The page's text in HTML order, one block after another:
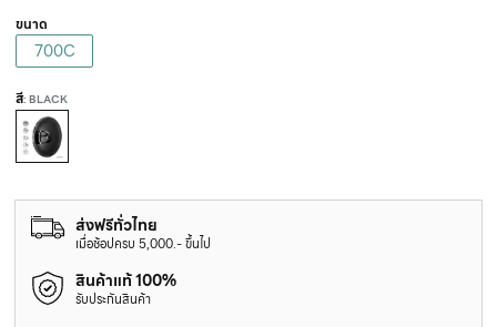
ขนาด
700C
สี: BLACK
ส่งฟรีทั่วไทย
เมื่อช้อปครบ 5,000.- ขึ้นไป
สินค้าแท้ 100%
รับประกันสินค้า